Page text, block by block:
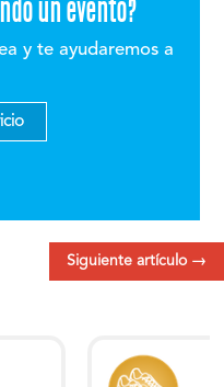
un evento?
y te ayudaremos a
Siguiente artículo→